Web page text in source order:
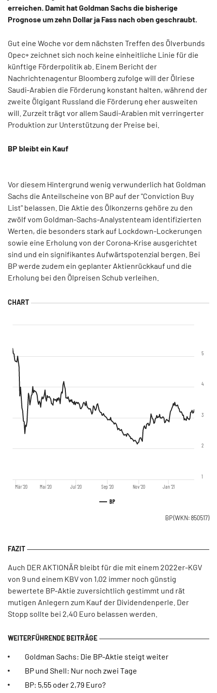
erreichen. Damit hat Goldman Sachs die bisherige
Prognose um zehn Dollar ja Fass nach oben geschraubt.
Gut eine Woche vor dem nächsten Treffen des Ölverbunds
Opec+ zeichnet sich noch keine einheitliche Linie für die
künftige Förderpolitik ab. Einem Bericht der
Nachrichtenagentur Bloomberg zufolge will der Ölriese
Saudi-Arabien die Förderung konstant halten, während der
zweite Ölgigant Russland die Förderung eher ausweiten
will. Zurzeit trägt vor allem Saudi-Arabien mit verringerter
Produktion zur Unterstützung der Preise bei.
BP bleibt ein Kauf
Vor diesem Hintergrund wenig verwunderlich hat Goldman
Sachs die Anteilscheine von BP auf der "Conviction Buy
List" belassen. Die Aktie des Ölkonzerns gehöre zu den
zwölf vom Goldman-Sachs-Analystenteam identifizierten
Werten, die besonders stark auf Lockdown-Lockerungen
sowie eine Erholung von der Corona-Krise ausgerichtet
sind und ein signifikantes Aufwärtspotenzial bergen. Bei
BP werde zudem ein geplanter Aktienrückkauf und die
Erholung bei den Ölpreisen Schub verleihen.
BP
Mär '20 Mai '20 Jul '20 Sep '20 Nov '20 Jan '21
1
2
3
4
5
BP(WKN: 850517)
Auch DER AKTIONÄR bleibt für die mit einem 2022er-KGV
von 9 und einem KBV von 1,02 immer noch günstig
bewertete BP-Aktie zuversichtlich gestimmt und rät
mutigen Anlegern zum Kauf der Dividendenperle. Der
Stopp sollte bei 2,40 Euro belassen werden.
Goldman Sachs: Die BP-Aktie steigt weiter
BP und Shell: Nur noch zwei Tage
BP: 5,55 oder 2,79 Euro?